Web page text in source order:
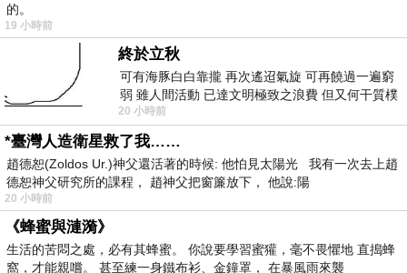
的。
19 小時前
終於立秋
可有海豚白白靠攏 再次遙迢氣旋 可再饒過一遍窮
弱 雖人間活動 已達文明極致之浪費 但又何干質樸
者 只能白白陪葬
20 小時前
*臺灣人造衛星救了我……
趙德恕(Zoldos Ur.)神父還活著的時候: 他怕見太陽光 我有一次去上趙
德恕神父研究所的課程， 趙神父把窗簾放下， 他說:陽
20 小時前
《蜂蜜與漣漪》
生活的苦悶之處，必有其蜂蜜。 你說要學習蜜獾，毫不畏懼地 直搗蜂
窩，才能親嚐。 甚至練一身鐵布衫、金鐘罩， 在暴風雨來襲